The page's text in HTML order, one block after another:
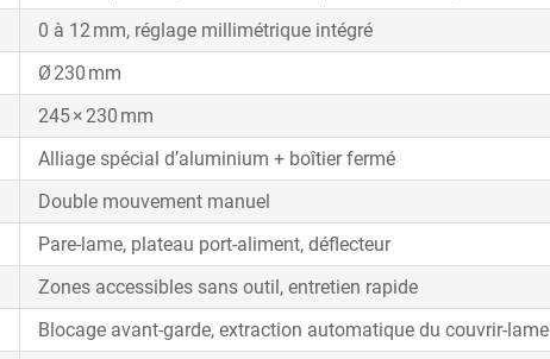
0 à 12 mm, réglage millimétrique intégré
Ø 230 mm
245 × 230 mm
Alliage spécial d’aluminium + boîtier fermé
Double mouvement manuel
Pare-lame, plateau port-aliment, déflecteur
Zones accessibles sans outil, entretien rapide
Blocage avant-garde, extraction automatique du couvrir-lame